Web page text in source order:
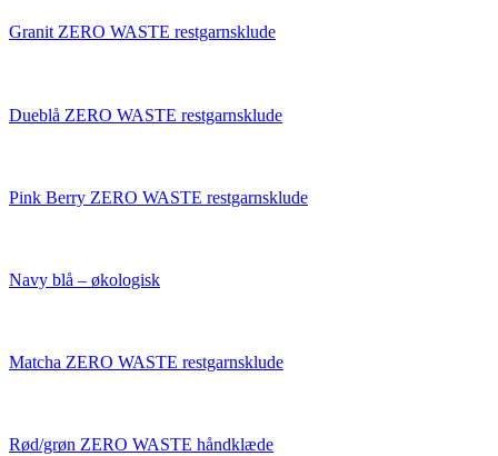
Granit ZERO WASTE restgarnsklude
Dueblå ZERO WASTE restgarnsklude
Pink Berry ZERO WASTE restgarnsklude
Navy blå – økologisk
Matcha ZERO WASTE restgarnsklude
Rød/grøn ZERO WASTE håndklæde